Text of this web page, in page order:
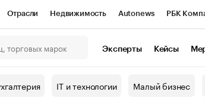
Отрасли Недвижимость Autonews РБК
Проверка контрагентов
Эксперты Кейсы
IT и технологии Малый бизнес